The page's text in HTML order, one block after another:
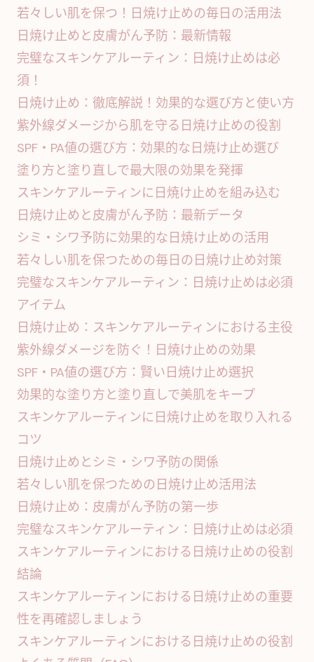
若々しい肌を保つ！日焼け止めの毎日の活用法
日焼け止めと皮膚がん予防：最新情報
完璧なスキンケアルーティン：日焼け止めは必
須！
日焼け止め：徹底解説！効果的な選び方と使い方
紫外線ダメージから肌を守る日焼け止めの役割
SPF・PA値の選び方：効果的な日焼け止め選び
塗り方と塗り直しで最大限の効果を発揮
スキンケアルーティンに日焼け止めを組み込む
日焼け止めと皮膚がん予防：最新データ
シミ・シワ予防に効果的な日焼け止めの活用
若々しい肌を保つための毎日の日焼け止め対策
完璧なスキンケアルーティン：日焼け止めは必須
アイテム
日焼け止め：スキンケアルーティンにおける主役
紫外線ダメージを防ぐ！日焼け止めの効果
SPF・PA値の選び方：賢い日焼け止め選択
効果的な塗り方と塗り直しで美肌をキープ
スキンケアルーティンに日焼け止めを取り入れる
コツ
日焼け止めとシミ・シワ予防の関係
若々しい肌を保つための日焼け止め活用法
日焼け止め：皮膚がん予防の第一歩
完璧なスキンケアルーティン：日焼け止めは必須
スキンケアルーティンにおける日焼け止めの役割
結論
スキンケアルーティンにおける日焼け止めの重要
性を再確認しましょう
スキンケアルーティンにおける日焼け止めの役割